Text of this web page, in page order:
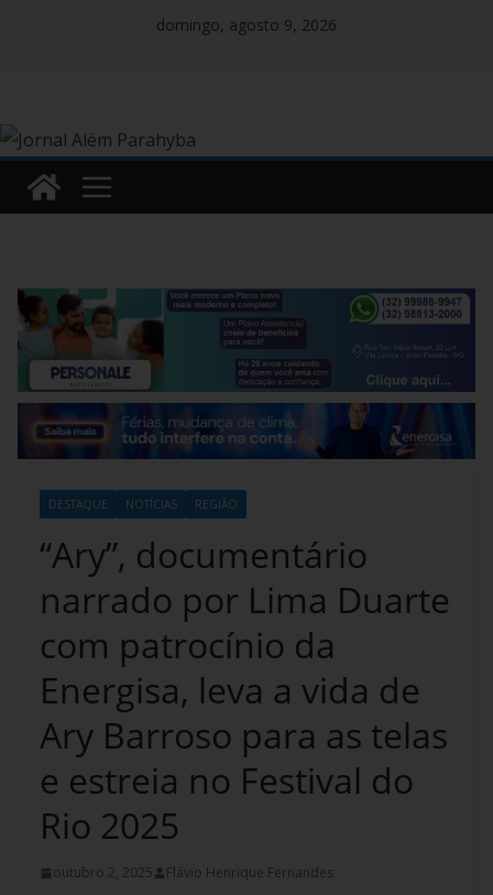
domingo, agosto 9, 2026
DESTAQUE NOTÍCIAS REGIÃO
“Ary”, documentário
narrado por Lima Duarte
com patrocínio da
Energisa, leva a vida de
Ary Barroso para as telas
e estreia no Festival do
Rio 2025
outubro 2, 2025 Flávio Henrique Fernandes